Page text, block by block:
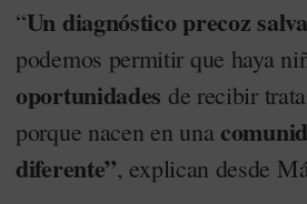
“Un diagnóstico precoz
podemos permitir que haya
oportunidades de recibir
porque nacen en una
diferente”, explican desde